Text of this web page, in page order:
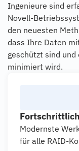
Ingenieure sind
Novell-
den neuesten
dass Ihre Daten
geschützt sind
minimiert wird.
Modernste
für alle RAID-